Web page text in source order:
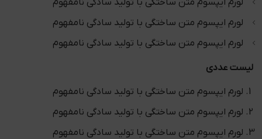
لورم ایپسوم متن ساختگی با تولید سادگی نامفهوم
لورم ایپسوم متن ساختگی با تولید سادگی نامفهوم
لورم ایپسوم متن ساختگی با تولید سادگی نامفهوم
لیست عددی
لورم ایپسوم متن ساختگی با تولید سادگی نامفهوم
لورم ایپسوم متن ساختگی با تولید سادگی نامفهوم
لورم ایپسوم متن ساختگی با تولید سادگی نامفهوم